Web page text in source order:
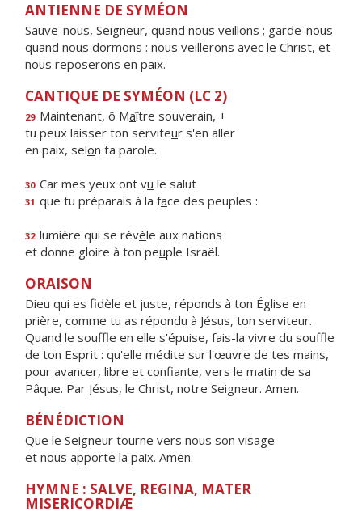
ANTIENNE DE SYMÉON
Sauve-nous, Seigneur, quand nous veillons ; garde-nous
quand nous dormons : nous veillerons avec le Christ, et
nous reposerons en paix.
CANTIQUE DE SYMÉON (LC 2)
29 Maintenant, ô Maître souverain, +
tu peux laisser ton serviteur s'en aller
en paix, selon ta parole.
30 Car mes yeux ont vu le salut
31 que tu préparais à la face des peuples :
32 lumière qui se révèle aux nations
et donne gloire à ton peuple Israël.
ORAISON
Dieu qui es fidèle et juste, réponds à ton Église en
prière, comme tu as répondu à Jésus, ton serviteur.
Quand le souffle en elle s'épuise, fais-la vivre du souffle
de ton Esprit : qu'elle médite sur l'œuvre de tes mains,
pour avancer, libre et confiante, vers le matin de sa
Pâque. Par Jésus, le Christ, notre Seigneur. Amen.
BÉNÉDICTION
Que le Seigneur tourne vers nous son visage
et nous apporte la paix. Amen.
HYMNE : SALVE, REGINA, MATER
MISERICORDIÆ